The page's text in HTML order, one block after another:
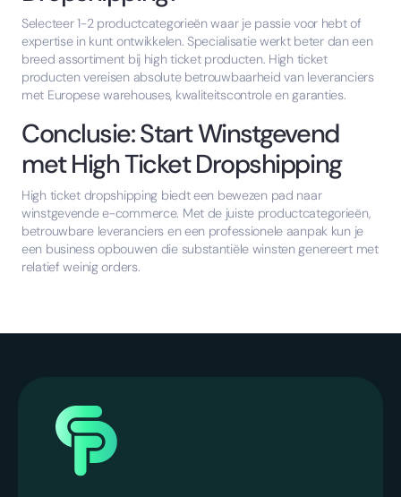
Selecteer 1-2 productcategorieën waar je passie voor hebt of
expertise in kunt ontwikkelen. Specialisatie werkt beter dan een
breed assortiment bij high ticket producten. High ticket
producten vereisen absolute betrouwbaarheid van leveranciers
met Europese warehouses, kwaliteitscontrole en garanties.
Conclusie: Start Winstgevend
met High Ticket Dropshipping
High ticket dropshipping biedt een bewezen pad naar
winstgevende e-commerce. Met de juiste productcategorieën,
betrouwbare leveranciers en een professionele aanpak kun je
een business opbouwen die substantiële winsten genereert met
relatief weinig orders.